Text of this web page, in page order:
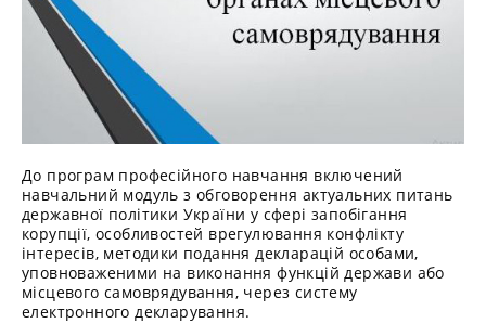
До програм професійного навчання включений
навчальний модуль з обговорення актуальних питань
державної політики України у сфері запобігання
корупції, особливостей врегулювання конфлікту
інтересів, методики подання декларацій особами,
уповноваженими на виконання функцій держави або
місцевого самоврядування, через систему
електронного декларування.